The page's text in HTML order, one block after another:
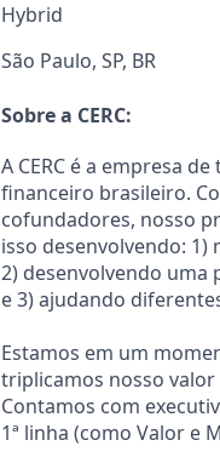
Hybrid
São Paulo, SP, BR
Sobre a CERC:
A CERC é a empresa
financeiro brasileiro.
cofundadores, nosso
isso desenvolvendo:
2) desenvolvendo uma
e 3) ajudando
Estamos em um
triplicamos nosso
Contamos com
1ª linha (como Valor e